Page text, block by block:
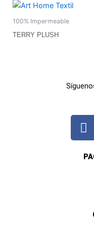
100% Impermeable
TERRY PLUSH
F
a
e